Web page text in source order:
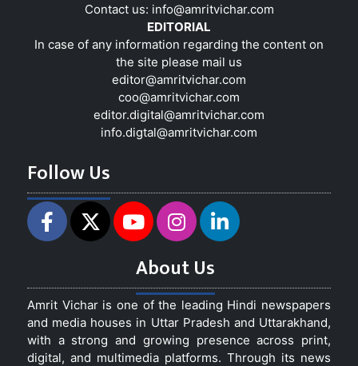
Contact us: info@amritvichar.com
EDITORIAL
In case of any information regarding the content on
the site please mail us
editor@amritvichar.com
coo@amritvichar.com
editor.digital@amritvichar.com
info.digtal@amritvichar.com
Follow Us
About Us
Amrit Vichar is one of the leading Hindi newspapers
and media houses in Uttar Pradesh and Uttarakhand,
with a strong and growing presence across print,
digital, and multimedia platforms. Through its news